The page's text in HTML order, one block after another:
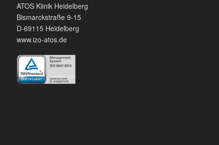
ATOS Klinik Heidelberg
Bismarckstraße 9-15
D-69115 Heidelberg
www.izo-atos.de